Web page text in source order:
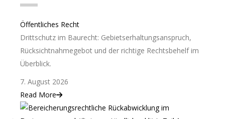
Öffentliches Recht
Drittschutz im Baurecht: Gebietserhaltungsanspruch,
Rücksichtnahmegebot und der richtige Rechtsbehelf im
Überblick.
7. August 2026
Read More